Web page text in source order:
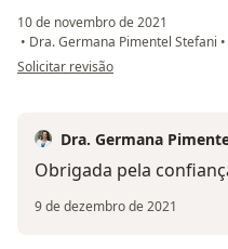
10 de novembro de 2021
• Dra. Germana Pimentel Stefani •
na opinião do utilizador Flávia
Solicitar revisão
Dra. Germana
Obrigada pela
9 de dezembro de 2021